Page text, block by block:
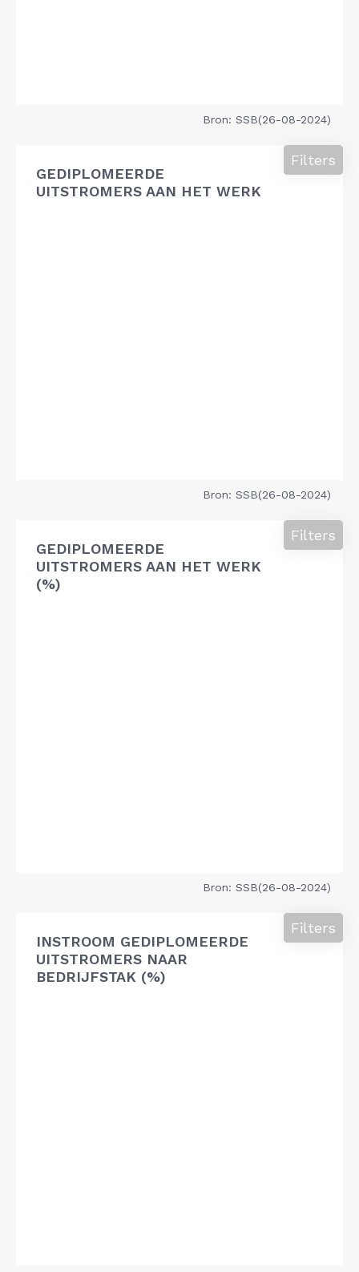
Bron: SSB(26-08-2024)
GEDIPLOMEERDE
UITSTROMERS AAN HET WERK
Filters
Bron: SSB(26-08-2024)
GEDIPLOMEERDE
UITSTROMERS AAN HET WERK
(%)
Filters
Bron: SSB(26-08-2024)
INSTROOM GEDIPLOMEERDE
UITSTROMERS NAAR
BEDRIJFSTAK (%)
Filters